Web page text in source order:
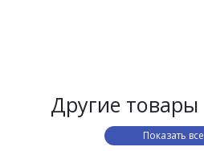
Другие
Показать все